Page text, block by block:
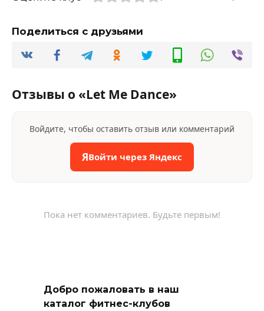
Поделиться с друзьями
Отзывы о «Let Me Dance»
Войдите, чтобы оставить отзыв или комментарий
ЯВойти через Яндекс
Пока нет комментариев. Будьте первым!
Добро пожаловать в наш
каталог фитнес-клубов